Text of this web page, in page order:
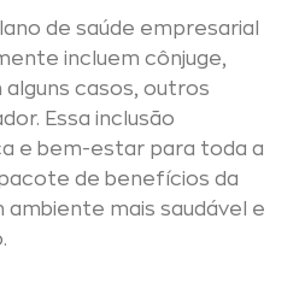
de saúde empresarial
incluem cônjuge,
casos, outros
Essa inclusão
e bem-estar para toda a
de benefícios da
ambiente mais saudável e